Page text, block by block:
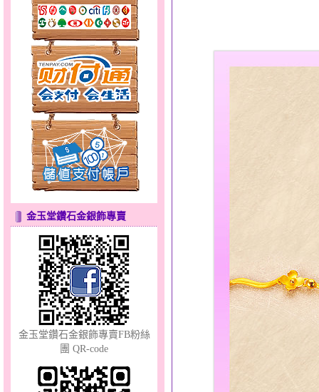
天真Rody～金銀鋼套鍊
羽翼～男銀鋼套鍊
心之舞～金銀鋼套鍊
金玉堂鑽石金銀飾專賣
金玉堂鑽石金銀飾專賣FB粉絲
團 QR-code